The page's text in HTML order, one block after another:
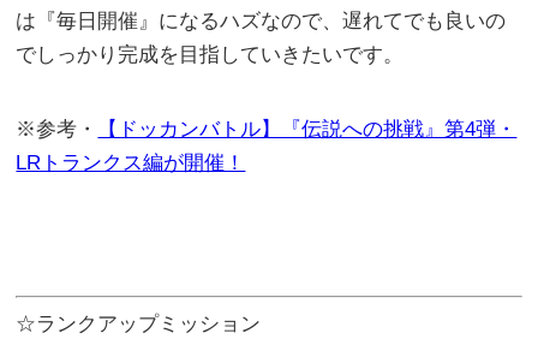
は『毎日開催』になるハズなので、遅れてでも良いの
でしっかり完成を目指していきたいです。
※参考・
【ドッカンバトル】『伝説への挑戦』第4弾・
LRトランクス編が開催！
☆ランクアップミッション